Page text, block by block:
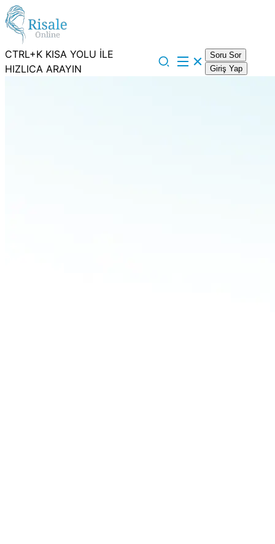
CTRL+K KISA YOLU İLE
HIZLICA ARAYIN
Soru Sor
Giriş Yap